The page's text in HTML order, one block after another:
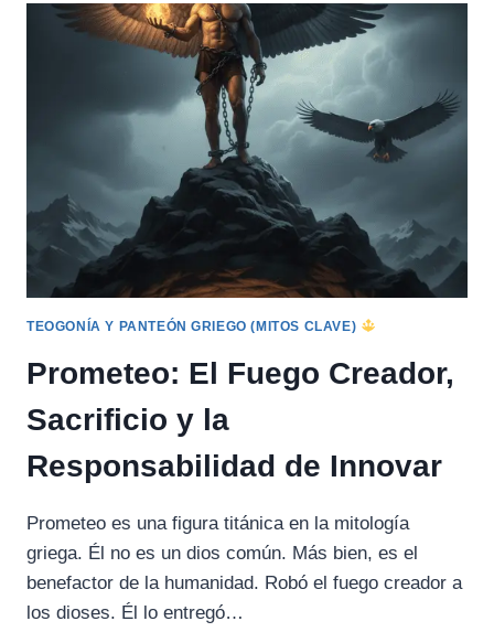
AMOR,
PASIÓN
IMPERFECCIÓN
TEOGONÍA Y PANTEÓN GRIEGO (MITOS CLAVE)
Prometeo: El Fuego Creador,
Sacrificio y la
Responsabilidad de Innovar
Prometeo es una figura titánica en la mitología
griega. Él no es un dios común. Más bien, es el
benefactor de la humanidad. Robó el fuego creador a
los dioses. Él lo entregó…